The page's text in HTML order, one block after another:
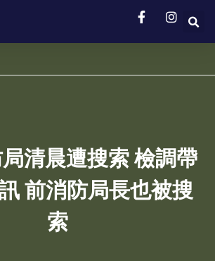
清晨遭搜索 檢調帶
前消防局長也被搜
索